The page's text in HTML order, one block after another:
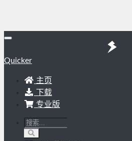
Quicker
主页
下载
专业版